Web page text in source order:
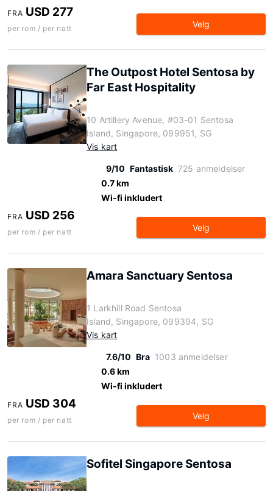
FRA USD 277
per rom / per natt Velg
The Outpost Hotel Sentosa by
Far East Hospitality
10 Artillery Avenue, #03-01 Sentosa
Island, Singapore, 099951, SG
Vis kart
9/10 Fantastisk 725 anmeldelser
0.7 km
Wi-fi inkludert
FRA USD 256
per rom / per natt Velg
Amara Sanctuary Sentosa
1 Larkhill Road Sentosa
Island, Singapore, 099394, SG
Vis kart
7.6/10 Bra 1003 anmeldelser
0.6 km
Wi-fi inkludert
FRA USD 304
per rom / per natt Velg
Sofitel Singapore Sentosa